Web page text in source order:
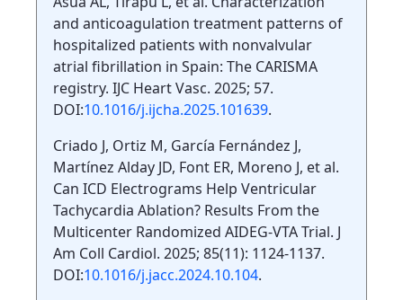
and anticoagulation treatment patterns of
hospitalized patients with nonvalvular
atrial fibrillation in Spain: The CARISMA
registry. IJC Heart Vasc. 2025; 57.
DOI:10.1016/j.ijcha.2025.101639.
Criado J, Ortiz M, García Fernández J,
Martínez Alday JD, Font ER, Moreno J, et al.
Can ICD Electrograms Help Ventricular
Tachycardia Ablation? Results From the
Multicenter Randomized AIDEG-VTA Trial. J
Am Coll Cardiol. 2025; 85(11): 1124-1137.
DOI:10.1016/j.jacc.2024.10.104.